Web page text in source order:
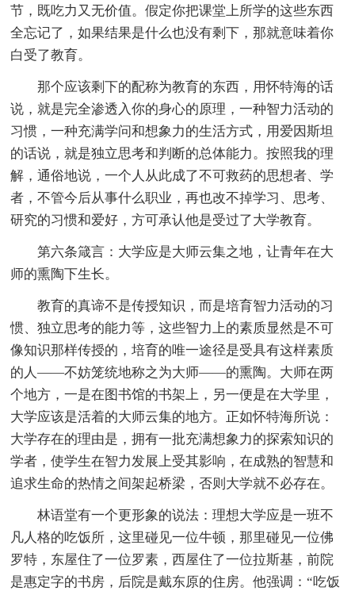
节，既吃力又无价值。假定你把课堂上所学的这些东西
全忘记了，如果结果是什么也没有剩下，那就意味着你
白受了教育。
那个应该剩下的配称为教育的东西，用怀特海的话
说，就是完全渗透入你的身心的原理，一种智力活动的
习惯，一种充满学问和想象力的生活方式，用爱因斯坦
的话说，就是独立思考和判断的总体能力。按照我的理
解，通俗地说，一个人从此成了不可救药的思想者、学
者，不管今后从事什么职业，再也改不掉学习、思考、
研究的习惯和爱好，方可承认他是受过了大学教育。
第六条箴言：大学应是大师云集之地，让青年在大
师的熏陶下生长。
教育的真谛不是传授知识，而是培育智力活动的习
惯、独立思考的能力等，这些智力上的素质显然是不可
像知识那样传授的，培育的唯一途径是受具有这样素质
的人——不妨笼统地称之为大师——的熏陶。大师在两
个地方，一是在图书馆的书架上，另一便是在大学里，
大学应该是活着的大师云集的地方。正如怀特海所说：
大学存在的理由是，拥有一批充满想象力的探索知识的
学者，使学生在智力发展上受其影响，在成熟的智慧和
追求生命的热情之间架起桥梁，否则大学就不必存在。
林语堂有一个更形象的说法：理想大学应是一班不
凡人格的吃饭所，这里碰见一位牛顿，那里碰见一位佛
罗特，东屋住了一位罗素，西屋住了一位拉斯基，前院
是惠定字的书房，后院是戴东原的住房。他强调：“吃饭